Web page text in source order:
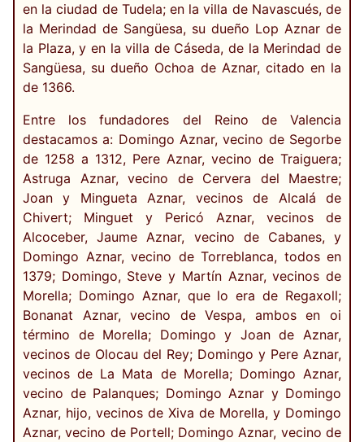
en la ciudad de Tudela; en la villa de Navascués, de
la Merindad de Sangüesa, su dueño Lop Aznar de
la Plaza, y en la villa de Cáseda, de la Merindad de
Sangüesa, su dueño Ochoa de Aznar, citado en la
de 1366.
Entre los fundadores del Reino de Valencia
destacamos a: Domingo Aznar, vecino de Segorbe
de 1258 a 1312, Pere Aznar, vecino de Traiguera;
Astruga Aznar, vecino de Cervera del Maestre;
Joan y Mingueta Aznar, vecinos de Alcalá de
Chivert; Minguet y Pericó Aznar, vecinos de
Alcoceber, Jaume Aznar, vecino de Cabanes, y
Domingo Aznar, vecino de Torreblanca, todos en
1379; Domingo, Steve y Martín Aznar, vecinos de
Morella; Domingo Aznar, que lo era de Regaxoll;
Bonanat Aznar, vecino de Vespa, ambos en oi
término de Morella; Domingo y Joan de Aznar,
vecinos de Olocau del Rey; Domingo y Pere Aznar,
vecinos de La Mata de Morella; Domingo Aznar,
vecino de Palanques; Domingo Aznar y Domingo
Aznar, hijo, vecinos de Xiva de Morella, y Domingo
Aznar, vecino de Portell; Domingo Aznar, vecino de